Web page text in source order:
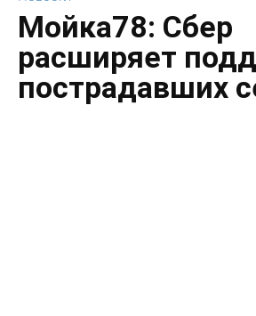
Мойка78: Сбер
расширяет
пострадавших